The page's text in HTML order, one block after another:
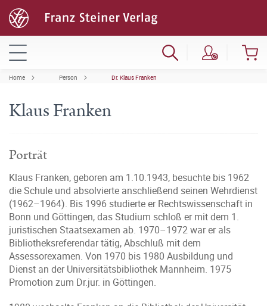
Home Person Dr. Klaus Franken
Klaus Franken
Porträt
Klaus Franken, geboren am 1.10.1943, besuchte bis 1962
die Schule und absolvierte anschließend seinen Wehrdienst
(1962–1964). Bis 1996 studierte er Rechtswissenschaft in
Bonn und Göttingen, das Studium schloß er mit dem 1.
juristischen Staatsexamen ab. 1970–1972 war er als
Bibliotheksreferendar tätig, Abschluß mit dem
Assessorexamen. Von 1970 bis 1980 Ausbildung und
Dienst an der Universitätsbibliothek Mannheim. 1975
Promotion zum Dr.jur. in Göttingen.